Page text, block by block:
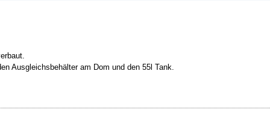
Ausgleichsbehälter am Dom und den 55l Tank.